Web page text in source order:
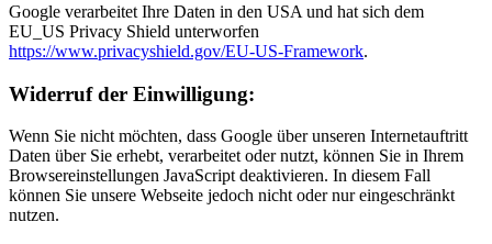
Google verarbeitet Ihre Daten in den USA und hat sich dem
EU_US Privacy Shield unterworfen
https://www.privacyshield.gov/EU-US-Framework.
Widerruf der Einwilligung:
Wenn Sie nicht möchten, dass Google über unseren Internetauftritt
Daten über Sie erhebt, verarbeitet oder nutzt, können Sie in Ihrem
Browsereinstellungen JavaScript deaktivieren. In diesem Fall
können Sie unsere Webseite jedoch nicht oder nur eingeschränkt
nutzen.